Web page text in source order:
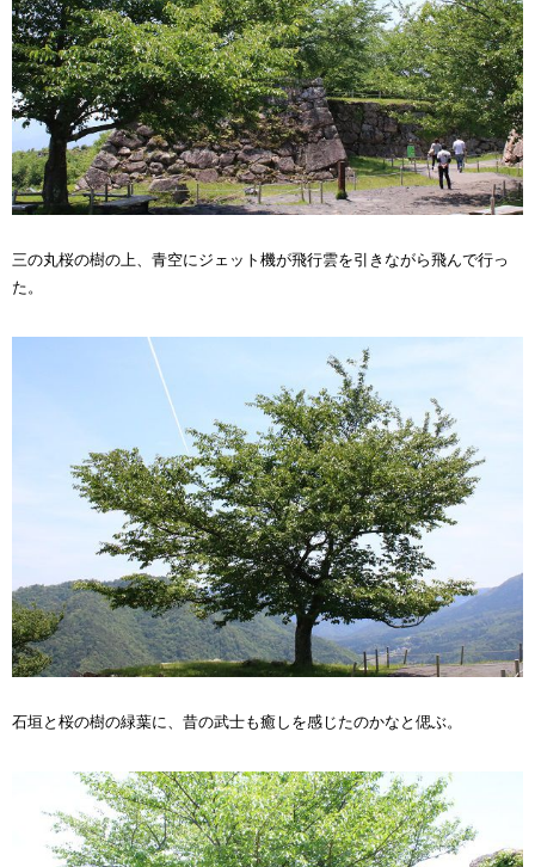
三の丸桜の樹の上、青空にジェット機が飛行雲を引きながら飛んで行っ
た。
石垣と桜の樹の緑葉に、昔の武士も癒しを感じたのかなと偲ぶ。